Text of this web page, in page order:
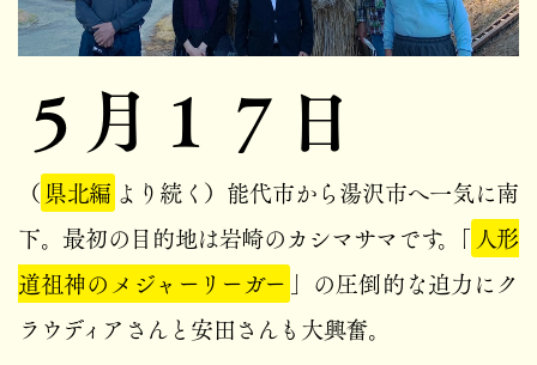
５月１７日
（県北編 より続く）能代市から湯沢市へ一気に南
下。最初の目的地は岩崎のカシマサマです。「人形
道祖神のメジャーリーガー」の圧倒的な迫力にク
ラウディアさんと安田さんも大興奮。